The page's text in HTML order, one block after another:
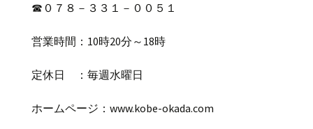
☎ ０７８－３３１－００５１
営業時間： 10時20分～ 18時
定休日 ：毎週水曜日
ホームページ： www.kobe-okada.com